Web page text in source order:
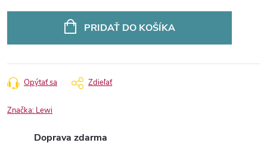
PRIDAŤ DO KOŠÍKA
Opýtať sa Zdieľať
Značka: Lewi
Doprava zdarma